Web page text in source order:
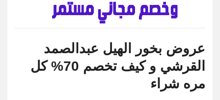
عروض بخور الهيل عبدالصمد
القرشي و كيف تخصم 70% كل
مره شراء